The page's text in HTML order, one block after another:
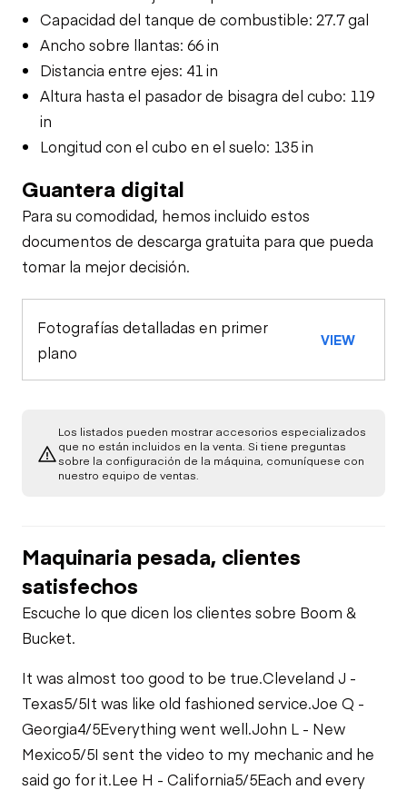
Capacidad del tanque de combustible: 27.7 gal
Ancho sobre llantas: 66 in
Distancia entre ejes: 41 in
Altura hasta el pasador de bisagra del cubo: 119
in
Longitud con el cubo en el suelo: 135 in
Guantera digital
Para su comodidad, hemos incluido estos
documentos de descarga gratuita para que pueda
tomar la mejor decisión.
Fotografías detalladas en primer
plano
VIEW
Los listados pueden mostrar accesorios especializados
que no están incluidos en la venta. Si tiene preguntas
sobre la configuración de la máquina, comuníquese con
nuestro equipo de ventas.
Maquinaria pesada, clientes
satisfechos
Escuche lo que dicen los clientes sobre Boom &
Bucket.
It was almost too good to be true.Cleveland J -
Texas5/5It was like old fashioned service.Joe Q -
Georgia4/5Everything went well.John L - New
Mexico5/5I sent the video to my mechanic and he
said go for it.Lee H - California5/5Each and every